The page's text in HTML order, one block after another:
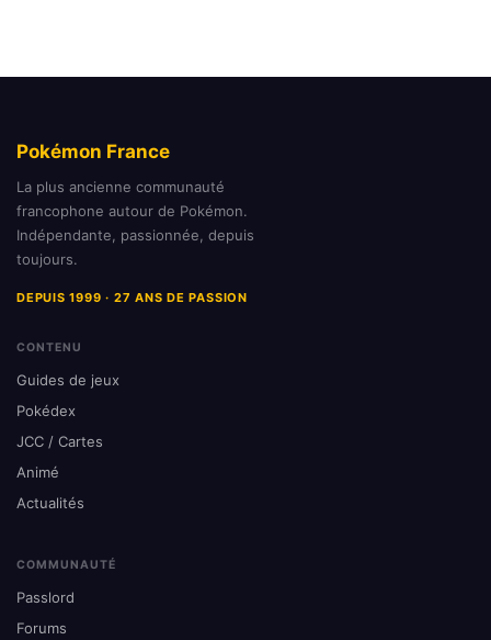
Pokémon France
La plus ancienne communauté
francophone autour de Pokémon.
Indépendante, passionnée, depuis
toujours.
DEPUIS 1999 · 27 ANS DE PASSION
CONTENU
Guides de jeux
Pokédex
JCC / Cartes
Animé
Actualités
COMMUNAUTÉ
Passlord
Forums